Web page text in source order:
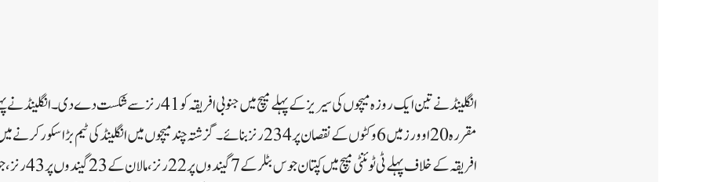
انگلینڈ نے تین ایک روزہ میچوں کی سیریز کے پہلے میچ میں جنوبی افریقہ کو 41
مقررہ 20 اوورز میں 6 وکٹوں کے نقصان پر 234 رنز بنائے۔گزشتہ چند میچوں میں انگلینڈ کی ٹیم